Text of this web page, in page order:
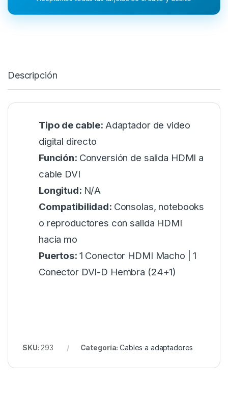
Descripción
Tipo de cable: Adaptador de video
digital directo
Función: Conversión de salida HDMI a
cable DVI
Longitud: N/A
Compatibilidad: Consolas, notebooks
o reproductores con salida HDMI
hacia mo
Puertos: 1 Conector HDMI Macho | 1
Conector DVI-D Hembra (24+1)
SKU: 293 Categoría:Cables a adaptadores